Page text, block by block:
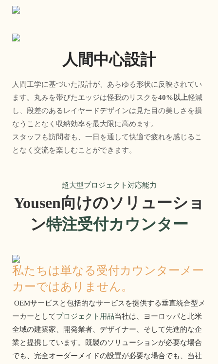
人間中心設計
人間工学に基づいた設計が、あらゆる形状に反映されてい
ます。丸みを帯びたエッジは怪我のリスクを40%以上軽減
し、段差のあるレイヤードデザインは見た目の美しさを損
なうことなく収納効率を最大限に高めます。
スタッフも訪問者も、一日を通して快適で疲れを感じるこ
となく交流を楽しむことができます。
超大型プロジェクト対応能力
Yousen向けのソリューショ
ン特注受付カウンター
私たちは単なる受付カウンターメー
カーではありません。
ーカーとしてプロジェクト用品当社は、ヨーロッパと北米
全域の建築家、開発業者、デザイナー、そして先進的な企
業と提携しています。既製のソリューションが必要な場合
でも、完全オーダーメイドの設置が必要な場合でも、当社